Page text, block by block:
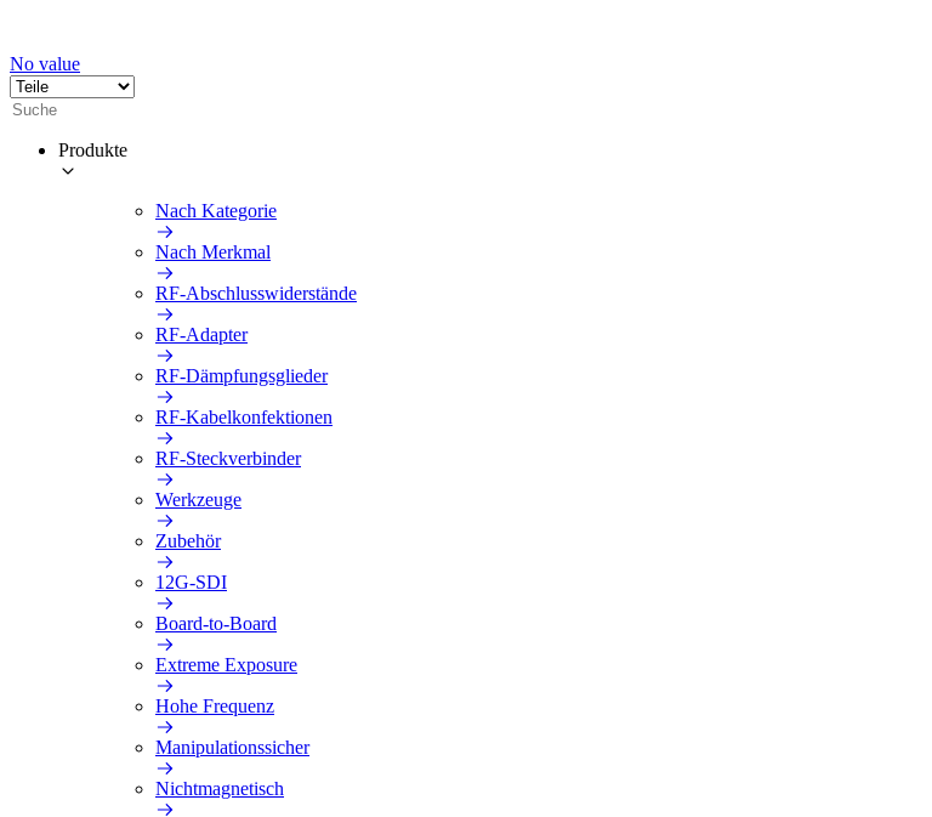
No value
Produkte
Nach Kategorie
Nach Merkmal
RF-Abschlusswiderstände
RF-Adapter
RF-Dämpfungsglieder
RF-Kabelkonfektionen
RF-Steckverbinder
Werkzeuge
Zubehör
12G-SDI
Board-to-Board
Extreme Exposure
Hohe Frequenz
Manipulationssicher
Nichtmagnetisch